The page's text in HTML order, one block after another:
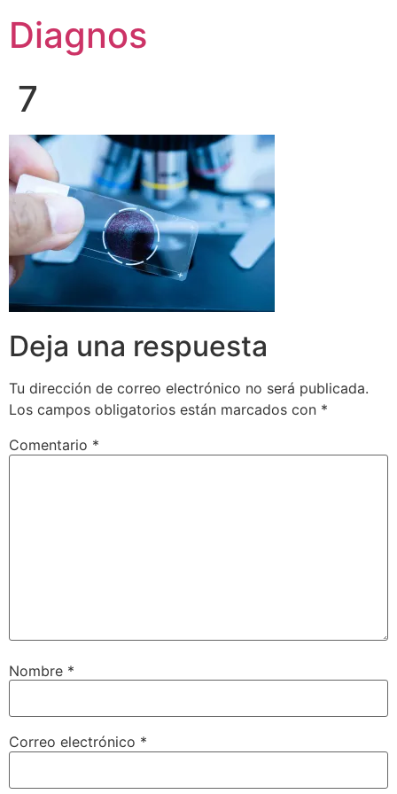
Diagnos
7
Deja una respuesta
Tu dirección de correo electrónico no será publicada.
Los campos obligatorios están marcados con *
Comentario *
Nombre *
Correo electrónico *